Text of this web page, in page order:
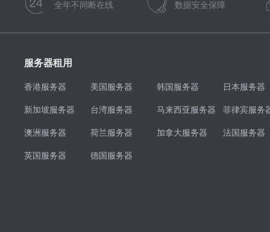
全年不间断在线
数据安全保障
服务器租用
香港服务器 美国服务器 韩国服务器 日本服务器
新加坡服务器 台湾服务器 马来西亚服务器 菲律宾服务
澳洲服务器 荷兰服务器 加拿大服务器 法国服务器
英国服务器 德国服务器